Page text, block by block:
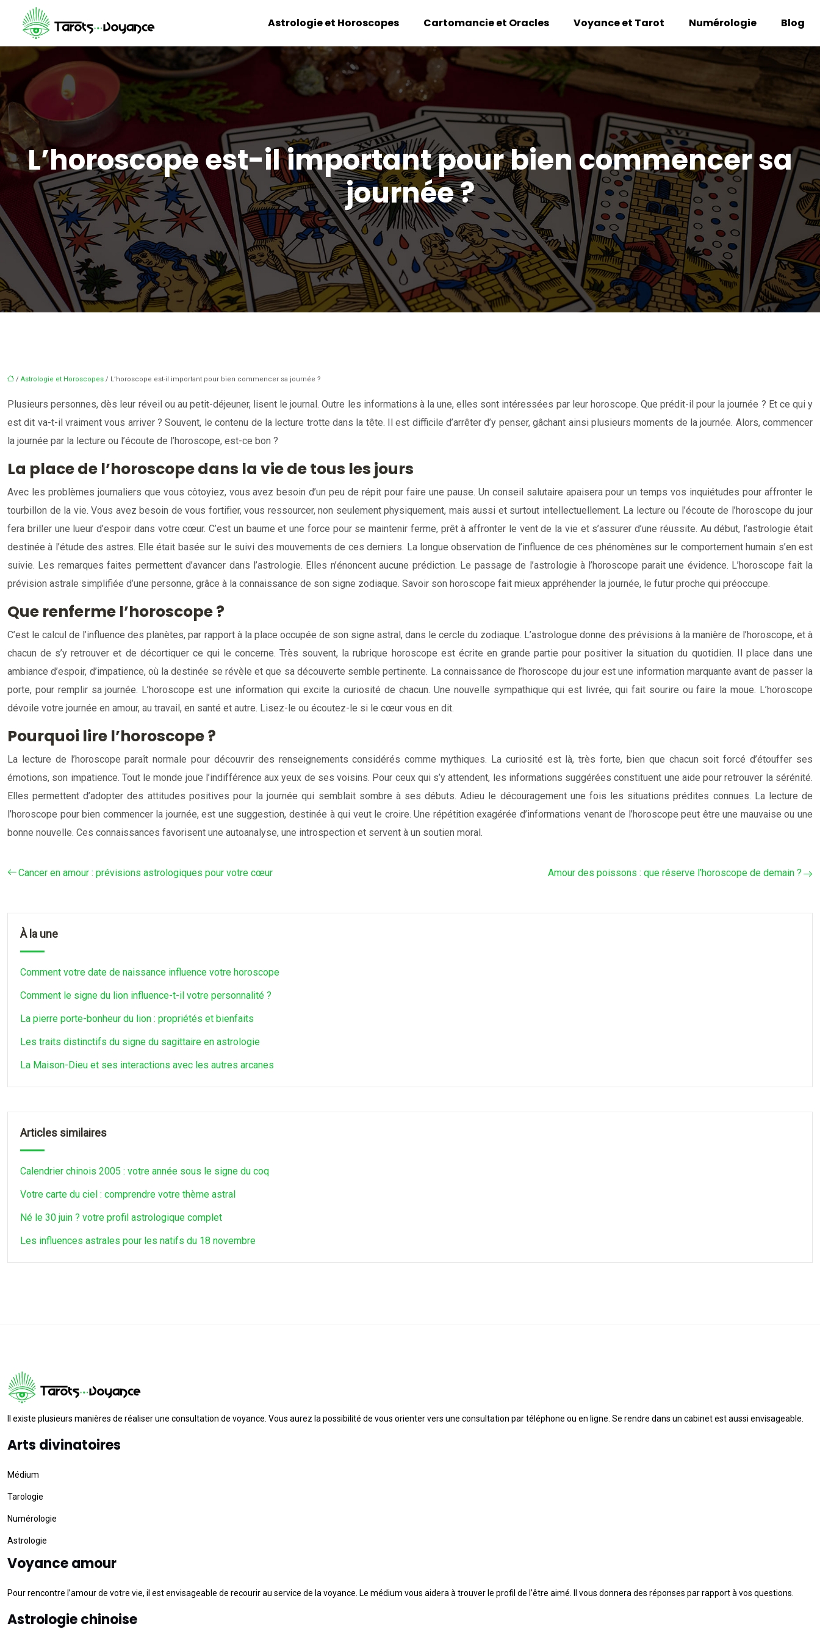
Astrologie et Horoscopes Cartomancie et Oracles Voyance et Tarot Numérologie Blog
L’horoscope est-il important pour bien commencer sa
journée ?
/ Astrologie et Horoscopes / L’horoscope est-il important pour bien commencer sa journée ?
Plusieurs personnes, dès leur réveil ou au petit-déjeuner, lisent le journal. Outre les informations à la une, elles sont intéressées par leur horoscope. Que prédit-il pour la journée ? Et ce qui y
est dit va-t-il vraiment vous arriver ? Souvent, le contenu de la lecture trotte dans la tête. Il est difficile d’arrêter d’y penser, gâchant ainsi plusieurs moments de la journée. Alors, commencer
la journée par la lecture ou l’écoute de l’horoscope, est-ce bon ?
La place de l’horoscope dans la vie de tous les jours
Avec les problèmes journaliers que vous côtoyiez, vous avez besoin d’un peu de répit pour faire une pause. Un conseil salutaire apaisera pour un temps vos inquiétudes pour affronter le
tourbillon de la vie. Vous avez besoin de vous fortifier, vous ressourcer, non seulement physiquement, mais aussi et surtout intellectuellement. La lecture ou l’écoute de l’horoscope du jour
fera briller une lueur d’espoir dans votre cœur. C’est un baume et une force pour se maintenir ferme, prêt à affronter le vent de la vie et s’assurer d’une réussite. Au début, l’astrologie était
destinée à l’étude des astres. Elle était basée sur le suivi des mouvements de ces derniers. La longue observation de l’influence de ces phénomènes sur le comportement humain s’en est
suivie. Les remarques faites permettent d’avancer dans l’astrologie. Elles n’énoncent aucune prédiction. Le passage de l’astrologie à l’horoscope parait une évidence. L’horoscope fait la
prévision astrale simplifiée d’une personne, grâce à la connaissance de son signe zodiaque. Savoir son horoscope fait mieux appréhender la journée, le futur proche qui préoccupe.
Que renferme l’horoscope ?
C’est le calcul de l’influence des planètes, par rapport à la place occupée de son signe astral, dans le cercle du zodiaque. L’astrologue donne des prévisions à la manière de l’horoscope, et à
chacun de s’y retrouver et de décortiquer ce qui le concerne. Très souvent, la rubrique horoscope est écrite en grande partie pour positiver la situation du quotidien. Il place dans une
ambiance d’espoir, d’impatience, où la destinée se révèle et que sa découverte semble pertinente. La connaissance de l’horoscope du jour est une information marquante avant de passer la
porte, pour remplir sa journée. L’horoscope est une information qui excite la curiosité de chacun. Une nouvelle sympathique qui est livrée, qui fait sourire ou faire la moue. L’horoscope
dévoile votre journée en amour, au travail, en santé et autre. Lisez-le ou écoutez-le si le cœur vous en dit.
Pourquoi lire l’horoscope ?
La lecture de l’horoscope paraît normale pour découvrir des renseignements considérés comme mythiques. La curiosité est là, très forte, bien que chacun soit forcé d’étouffer ses
émotions, son impatience. Tout le monde joue l’indifférence aux yeux de ses voisins. Pour ceux qui s’y attendent, les informations suggérées constituent une aide pour retrouver la sérénité.
Elles permettent d’adopter des attitudes positives pour la journée qui semblait sombre à ses débuts. Adieu le découragement une fois les situations prédites connues. La lecture de
l’horoscope pour bien commencer la journée, est une suggestion, destinée à qui veut le croire. Une répétition exagérée d’informations venant de l’horoscope peut être une mauvaise ou une
bonne nouvelle. Ces connaissances favorisent une autoanalyse, une introspection et servent à un soutien moral.
Cancer en amour : prévisions astrologiques pour votre cœur Amour des poissons : que réserve l’horoscope de demain ?
À la une
Comment votre date de naissance influence votre horoscope
Comment le signe du lion influence-t-il votre personnalité ?
La pierre porte-bonheur du lion : propriétés et bienfaits
Les traits distinctifs du signe du sagittaire en astrologie
La Maison-Dieu et ses interactions avec les autres arcanes
Articles similaires
Calendrier chinois 2005 : votre année sous le signe du coq
Votre carte du ciel : comprendre votre thème astral
Né le 30 juin ? votre profil astrologique complet
Les influences astrales pour les natifs du 18 novembre
Il existe plusieurs manières de réaliser une consultation de voyance. Vous aurez la possibilité de vous orienter vers une consultation par téléphone ou en ligne. Se rendre dans un cabinet est aussi envisageable.
Arts divinatoires
Médium
Tarologie
Numérologie
Astrologie
Voyance amour
Pour rencontre l’amour de votre vie, il est envisageable de recourir au service de la voyance. Le médium vous aidera à trouver le profil de l’être aimé. Il vous donnera des réponses par rapport à vos questions.
Astrologie chinoise